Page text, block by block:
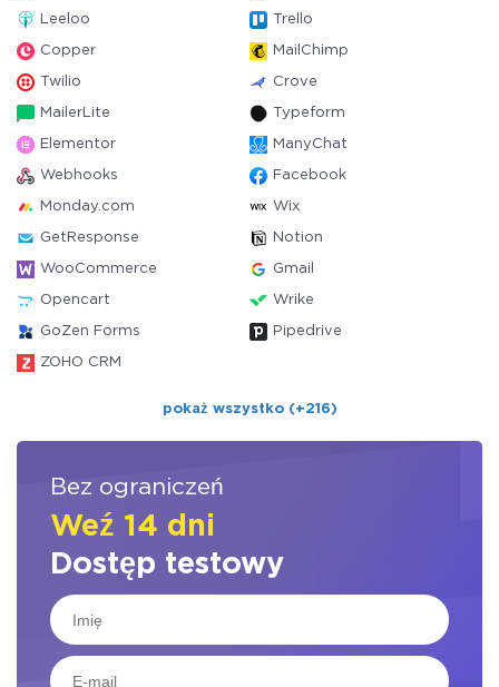
Leeloo Trello
Copper MailChimp
Twilio Crove
MailerLite Typeform
Elementor ManyChat
Webhooks Facebook
Monday.com Wix
GetResponse Notion
WooCommerce Gmail
Opencart Wrike
GoZen Forms Pipedrive
ZOHO CRM
pokaż wszystko (+216)
Bez ograniczeń
Weź 14 dni
Dostęp testowy